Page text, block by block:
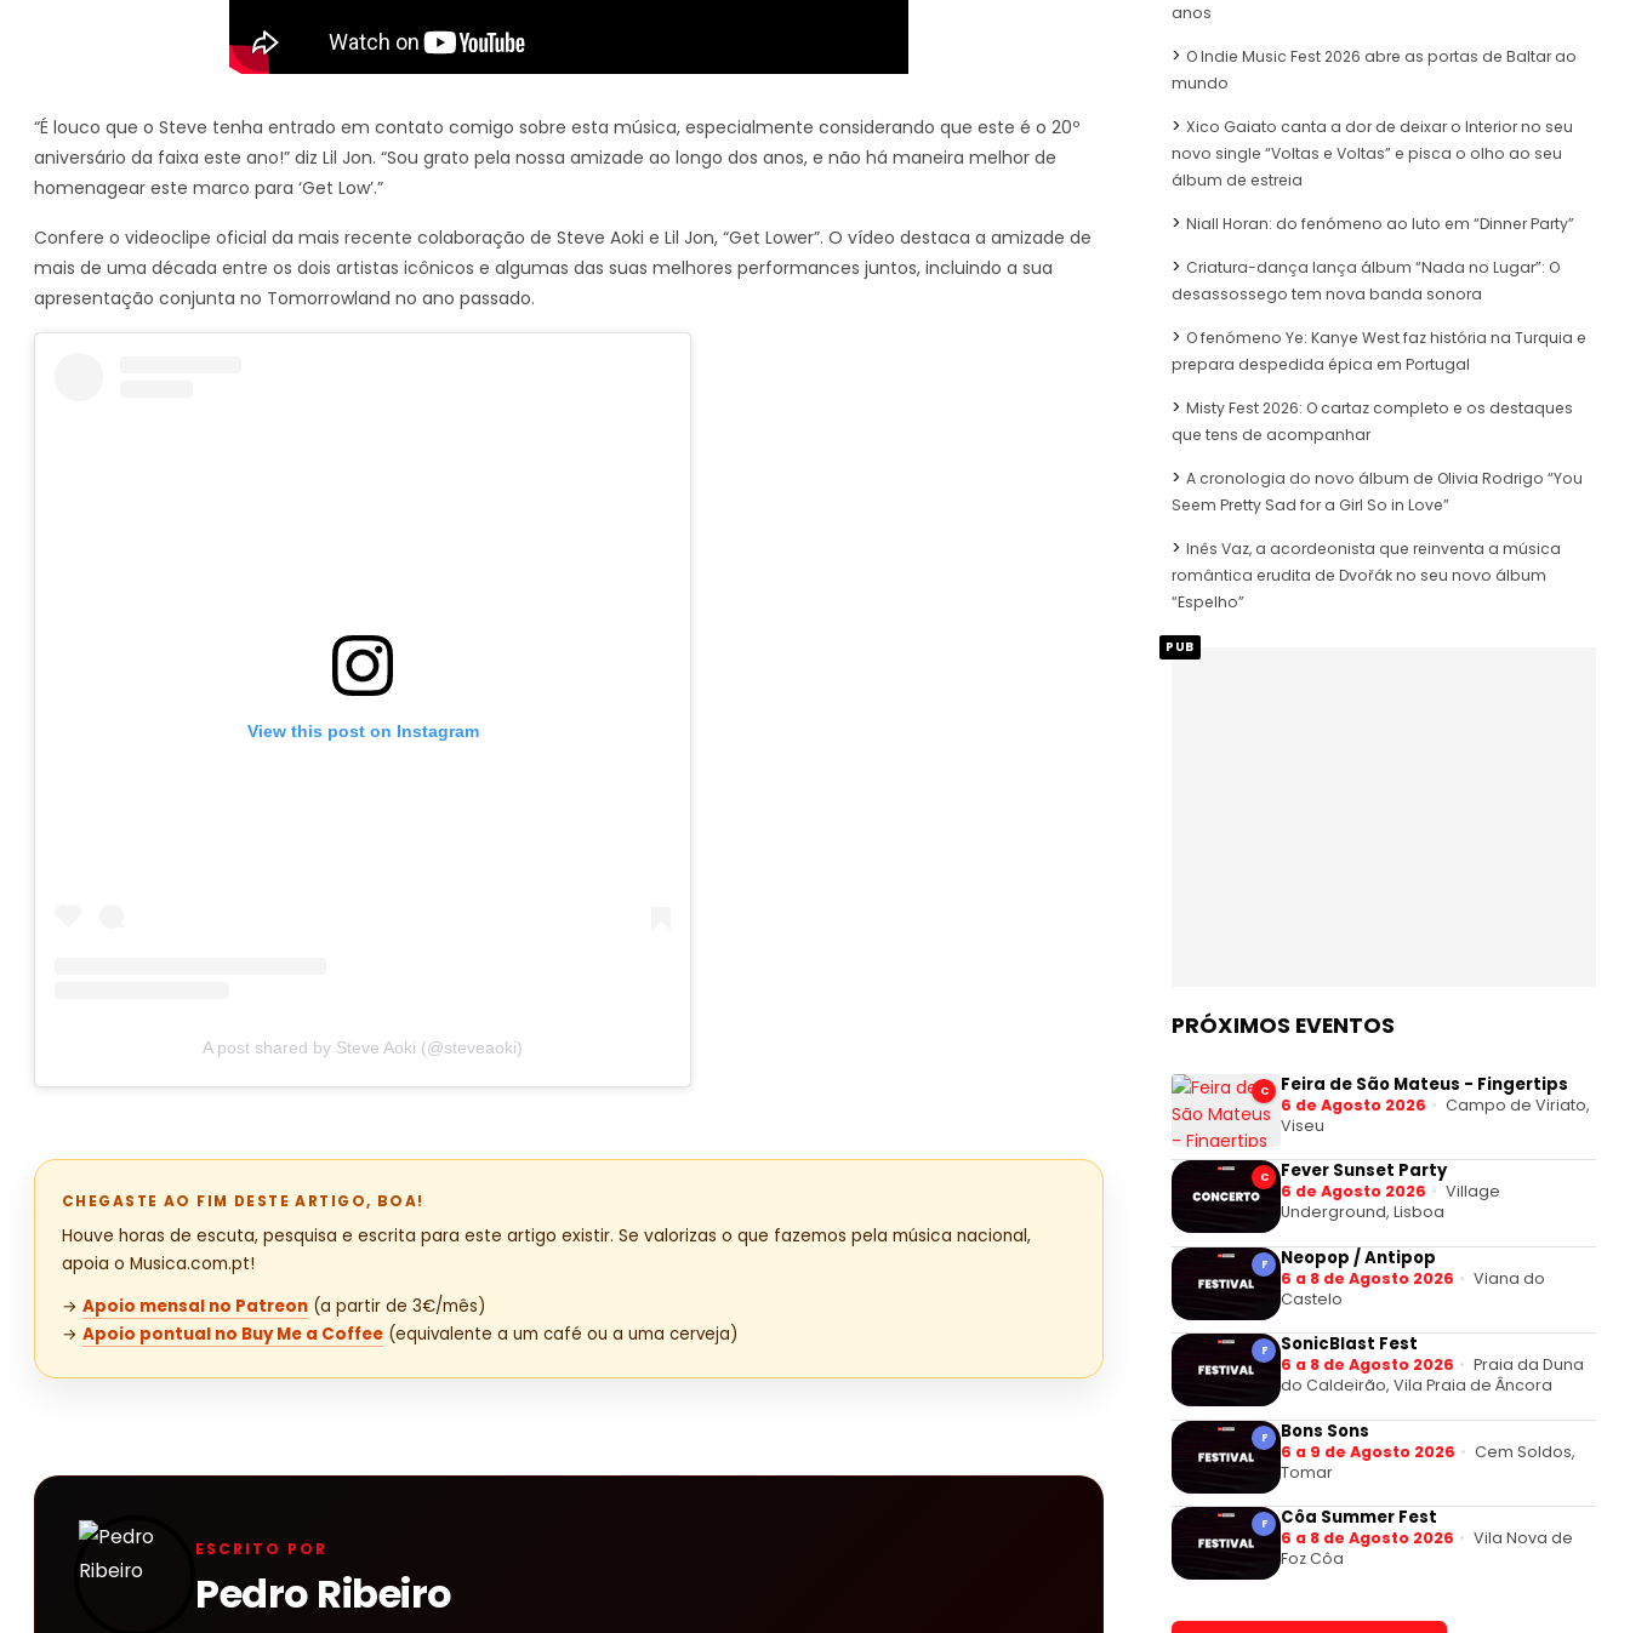
“É louco que o Steve tenha entrado em contato comigo sobre esta música, especialmente considerando que este é o 20º
aniversário da faixa este ano!” diz Lil Jon. “Sou grato pela nossa amizade ao longo dos anos, e não há maneira melhor de
homenagear este marco para ‘Get Low’.”
Confere o videoclipe oficial da mais recente colaboração de Steve Aoki e Lil Jon, “Get Lower”. O vídeo destaca a amizade de
mais de uma década entre os dois artistas icônicos e algumas das suas melhores performances juntos, incluindo a sua
apresentação conjunta no Tomorrowland no ano passado.
View this post on Instagram
A post shared by Steve Aoki (@steveaoki)
CHEGASTE AO FIM DESTE ARTIGO, BOA!
Houve horas de escuta, pesquisa e escrita para este artigo existir. Se valorizas o que fazemos pela música nacional,
apoia o Musica.com.pt!
→ Apoio mensal no Patreon (a partir de 3€/mês)
→ Apoio pontual no Buy Me a Coffee (equivalente a um café ou a uma cerveja)
ESCRITO POR
Pedro Ribeiro
anos
O Indie Music Fest 2026 abre as portas de Baltar ao
mundo
Xico Gaiato canta a dor de deixar o Interior no seu
novo single “Voltas e Voltas” e pisca o olho ao seu
álbum de estreia
Niall Horan: do fenómeno ao luto em “Dinner Party”
Criatura-dança lança álbum “Nada no Lugar”: O
desassossego tem nova banda sonora
O fenómeno Ye: Kanye West faz história na Turquia e
prepara despedida épica em Portugal
Misty Fest 2026: O cartaz completo e os destaques
que tens de acompanhar
A cronologia do novo álbum de Olivia Rodrigo “You
Seem Pretty Sad for a Girl So in Love”
Inês Vaz, a acordeonista que reinventa a música
romântica erudita de Dvořák no seu novo álbum
“Espelho”
PUB
PRÓXIMOS EVENTOS
C Feira de São Mateus - Fingertips
6 de Agosto 2026
Campo de Viriato,
Viseu
C Fever Sunset Party
6 de Agosto 2026
Village
Underground, Lisboa
F Neopop / Antipop
6 a 8 de Agosto 2026
Viana do
Castelo
F SonicBlast Fest
6 a 8 de Agosto 2026
Praia da Duna
do Caldeirão, Vila Praia de Âncora
F Bons Sons
6 a 9 de Agosto 2026
Cem Soldos,
Tomar
F Côa Summer Fest
6 a 8 de Agosto 2026
Vila Nova de
Foz Côa